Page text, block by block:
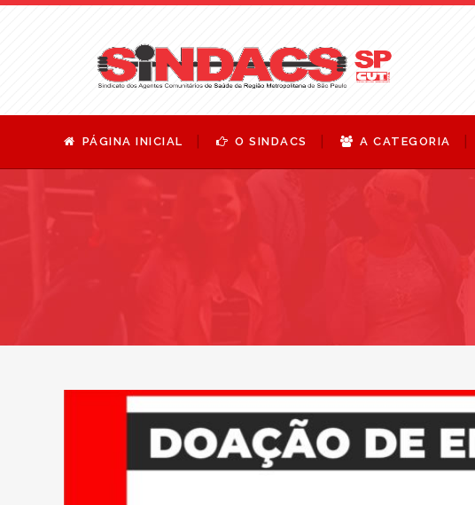
PÁGINA INICIAL O SINDACS A CATEGORIA